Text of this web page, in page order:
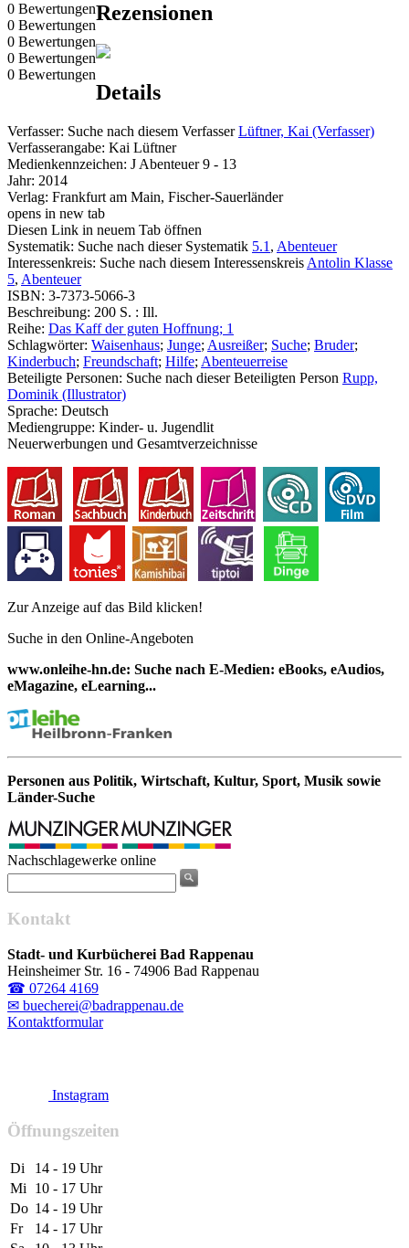
0 Bewertungen
0 Bewertungen
0 Bewertungen
0 Bewertungen
0 Bewertungen
Rezensionen
Details
Verfasser: Suche nach diesem Verfasser Lüftner, Kai (Verfasser)
Verfasserangabe: Kai Lüftner
Medienkennzeichen: J Abenteuer 9 - 13
Jahr: 2014
Verlag: Frankfurt am Main, Fischer-Sauerländer
opens in new tab
Diesen Link in neuem Tab öffnen
Systematik: Suche nach dieser Systematik 5.1 , Abenteuer
Interessenkreis: Suche nach diesem Interessenskreis Antolin Klasse
5, Abenteuer
ISBN: 3-7373-5066-3
Beschreibung: 200 S. : Ill.
Reihe: Das Kaff der guten Hoffnung; 1
Schlagwörter: Waisenhaus; Junge; Ausreißer; Suche; Bruder;
Kinderbuch; Freundschaft; Hilfe; Abenteuerreise
Beteiligte Personen: Suche nach dieser Beteiligten Person Rupp,
Dominik (Illustrator)
Sprache: Deutsch
Mediengruppe: Kinder- u. Jugendlit
Neuerwerbungen und Gesamtverzeichnisse
Zur Anzeige auf das Bild klicken!
Suche in den Online-Angeboten
www.onleihe-hn.de: Suche nach E-Medien: eBooks, eAudios,
eMagazine, eLearning...
Personen aus Politik, Wirtschaft, Kultur, Sport, Musik sowie
Länder-Suche
Nachschlagewerke online
Kontakt
Stadt- und Kurbücherei Bad Rappenau
Heinsheimer Str. 16 - 74906 Bad Rappenau
☎ 07264 4169
✉ buecherei@badrappenau.de
Kontaktformular
Instagram
Öffnungszeiten
Di
14 - 19 Uhr
Mi
10 - 17 Uhr
Do 14 - 19 Uhr
Fr
14 - 17 Uhr